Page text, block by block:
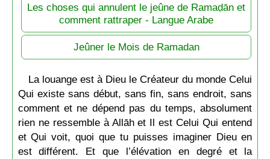
Les choses qui annulent le jeûne de Ramaḍān et
comment rattraper - Langue Arabe
Jeûner le Mois de Ramadan
La louange est à Dieu le Créateur du monde Celui
Qui existe sans début, sans fin, sans endroit, sans
comment et ne dépend pas du temps, absolument
rien ne ressemble à Allāh et Il est Celui Qui entend
et Qui voit, quoi que tu puisses imaginer Dieu en
est différent. Et que l’élévation en degré et la